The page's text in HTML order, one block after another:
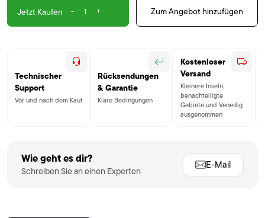
Jetzt Kaufen - + Zum Angebot hinzufügen
Technischer
Support
Vor und nach dem Kauf
Rücksendungen
& Garantie
Klare Bedingungen
Kostenloser
Versand
Kleinere Inseln,
benachteiligte
Gebiete und Venedig
ausgenommen
Wie geht es dir?
Schreiben Sie an einen Experten
E-Mail